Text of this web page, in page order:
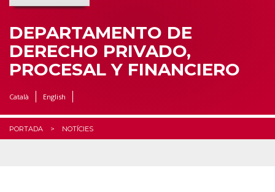
DEPARTAMENTO DE
DERECHO PRIVADO,
PROCESAL Y FINANCIERO
Català English
PORTADA NOTÍCIES